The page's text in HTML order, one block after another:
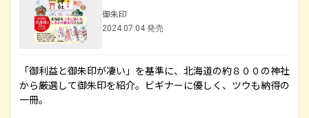
御朱印
2024.07.04 発売
「御利益と御朱印が凄い」を基準に、北海道の約８００の神社
から厳選して御朱印を紹介。ビギナーに優しく、ツウも納得の
一冊。